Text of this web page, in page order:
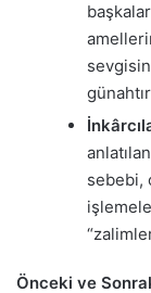
sebebi,
Önceki ve